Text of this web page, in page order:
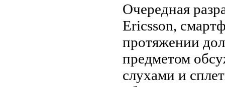
Очередная
Ericsson,
протяжении
предметом
слухами и